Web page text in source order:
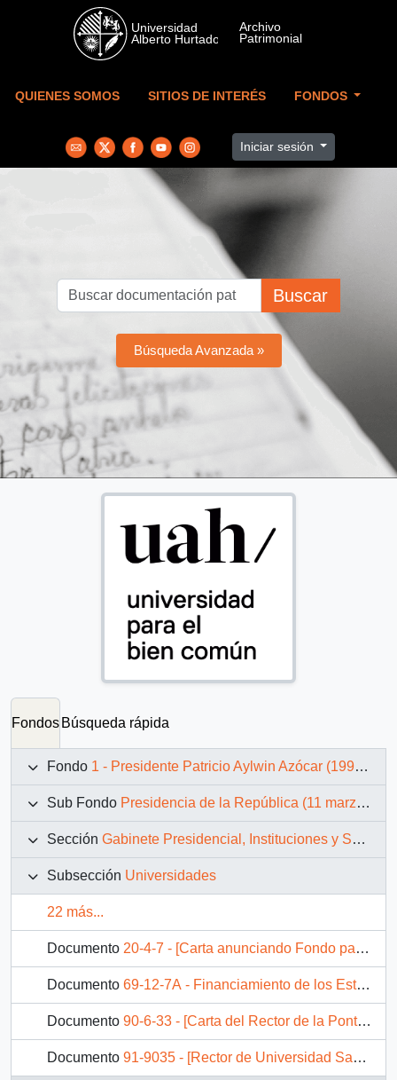
Skip to main content
QUIENES SOMOS SITIOS DE INTERÉS FONDOS
Iniciar sesión
Buscar
Búsqueda Avanzada »
Fondos Búsqueda rápida
Fondo 1 - Presidente Patricio Aylwin Azócar (1990-1994)
Sub Fondo Presidencia de la República (11 marzo 1990 – 11 marzo 1994)
Sección Gabinete Presidencial, Instituciones y Servicios
Subsección Universidades
22 más...
Documento 20-4-7 - [Carta anunciando Fondo para Universidad Arturo Prat y Universidades Derivadas].
Documento 69-12-7A - Financiamiento de los Estudiantes Universitarios - Documento de trabajo preparado por la comisión ampliada del Consejo de Rectores.
Documento 90-6-33 - [Carta del Rector de la Pontificia Universidad Católica de Chile]
Documento 91-9035 - [Rector de Universidad Santo Tomás, expone planteamientos en relación con los aportes estatales a la educación superior]